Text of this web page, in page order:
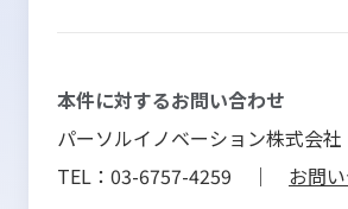
本件に対するお問い合わせ
パーソルイノベーション株式会
TEL：03-6757-4259 ｜ お問